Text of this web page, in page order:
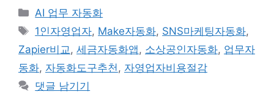
카
테
리
AI 업무 자동화
태
그
1인자영업자, Make자동화, SNS마케팅자동화,
Zapier비교, 세금자동화앱, 소상공인자동화, 업무자
동화, 자동화도구추천, 자영업자비용절감
댓글 남기기